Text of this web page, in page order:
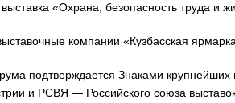
«Охрана, безопасность труда и
компании «Кузбасская
подтверждается Знаками
и РСВЯ — Российского союза